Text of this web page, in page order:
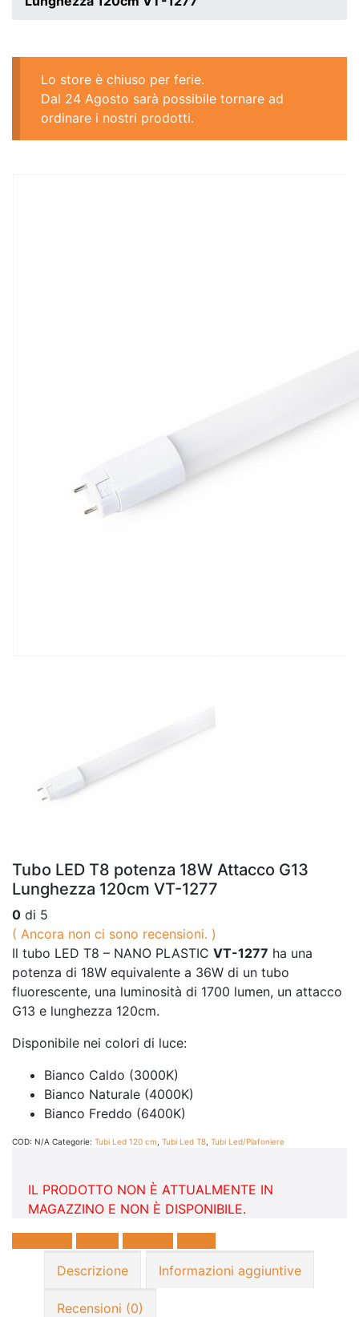
Lo store è chiuso per ferie.
Dal 24 Agosto sarà possibile tornare ad
ordinare i nostri prodotti.
Tubo LED T8 potenza 18W Attacco G13
Lunghezza 120cm VT-1277
0 di 5
( Ancora non ci sono recensioni. )
Il tubo LED T8 – NANO PLASTIC VT-1277 ha una
potenza di 18W equivalente a 36W di un tubo
fluorescente, una luminosità di 1700 lumen, un attacco
G13 e lunghezza 120cm.
Disponibile nei colori di luce:
Bianco Caldo (3000K)
Bianco Naturale (4000K)
Bianco Freddo (6400K)
COD: N/A Categorie: Tubi Led 120 cm Tubi Led T8 Tubi Led/Plafoniere
IL PRODOTTO NON È ATTUALMENTE IN
MAGAZZINO E NON È DISPONIBILE.
Descrizione
Informazioni aggiuntive
Recensioni (0)